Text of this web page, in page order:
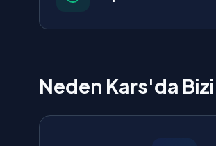
Neden Kars'da